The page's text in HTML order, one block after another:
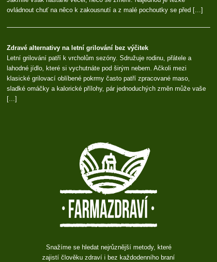
ovládnout chuť na něco k zakousnutí a z malé pochoutky se před […]
Zdravé alternativy na letní grilování bez výčitek
Letní grilování patří k vrcholům sezóny. Sdružuje rodinu, přátele a
lahodné jídlo, které si vychutnáte pod širým nebem. Ačkoli mezi
klasické grilovací oblíbené pokrmy často patří zpracované maso,
sladké omáčky a kalorické přílohy, pár jednoduchých změn může vaše
[…]
Snažíme se hledat nejrůznější metody, které
zajistí člověku zdraví i bez každodenního braní